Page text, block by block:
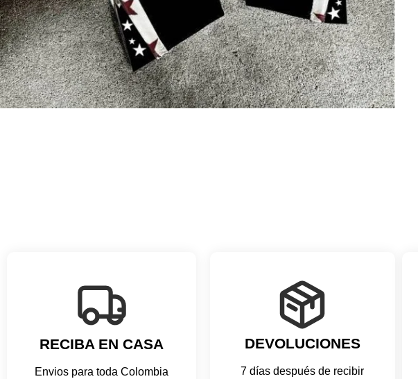
RECIBA EN CASA
Envios para toda Colombia
DEVOLUCIONES
7 días después de recibir